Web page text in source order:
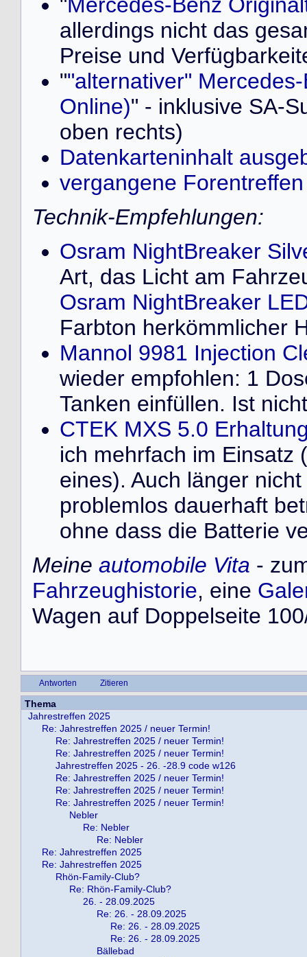
allerdings nicht das
Preise und
""alternativer"
Online)" - inklusive SA-
oben rechts)
Datenkarteninhalt
vergangene Forentreffen
Technik-Empfehlungen:
Osram NightBreaker
Art, das Licht am
Osram NightBreaker
Farbton herkömmlicher
Mannol 9981 Injection
wieder empfohlen: 1
Tanken einfüllen. Ist
CTEK MXS 5.0
ich mehrfach im Einsatz
eines). Auch länger
problemlos dauerhaft
ohne dass die Batterie
Meine automobile Vita -
Fahrzeughistorie, eine
Wagen auf Doppelseite
Antworten Zitieren
Thema
Jahrestreffen 2025
Re: Jahrestreffen 2025 / neuer Termin!
Re: Jahrestreffen 2025 / neuer Termin!
Re: Jahrestreffen 2025 / neuer Termin!
Jahrestreffen 2025 - 26. -28.9 code w126
Re: Jahrestreffen 2025 / neuer Termin!
Re: Jahrestreffen 2025 / neuer Termin!
Re: Jahrestreffen 2025 / neuer Termin!
Nebler
Re: Nebler
Re: Nebler
Re: Jahrestreffen 2025
Re: Jahrestreffen 2025
Rhön-Family-Club?
Re: Rhön-Family-Club?
26. - 28.09.2025
Re: 26. - 28.09.2025
Re: 26. - 28.09.2025
Re: 26. - 28.09.2025
Bällebad